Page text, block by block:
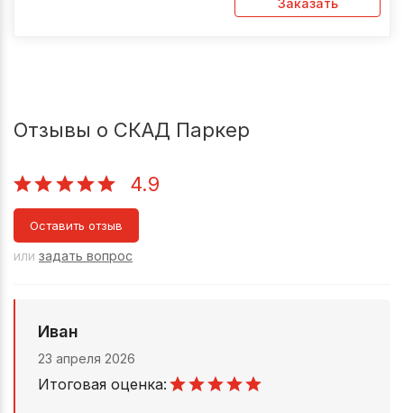
Заказать
Отзывы о СКАД Паркер
4.9
Оставить отзыв
или задать вопрос
Иван
23 апреля 2026
Итоговая оценка: